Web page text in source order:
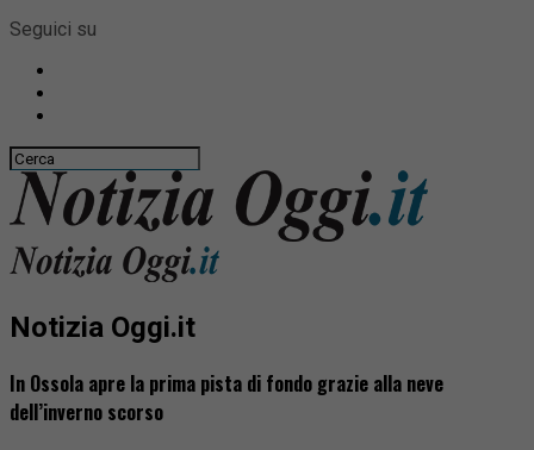
Seguici su
Notizia Oggi.it
In Ossola apre la prima pista di fondo grazie alla neve
dell’inverno scorso